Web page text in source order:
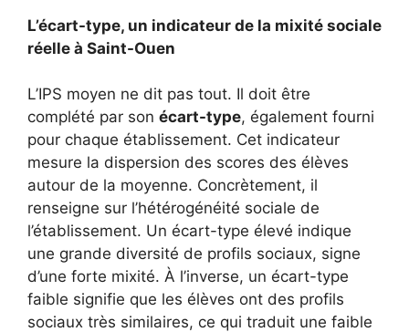
L’écart-type, un indicateur de la mixité sociale
réelle à Saint-Ouen
L’IPS moyen ne dit pas tout. Il doit être
complété par son écart-type, également fourni
pour chaque établissement. Cet indicateur
mesure la dispersion des scores des élèves
autour de la moyenne. Concrètement, il
renseigne sur l’hétérogénéité sociale de
l’établissement. Un écart-type élevé indique
une grande diversité de profils sociaux, signe
d’une forte mixité. À l’inverse, un écart-type
faible signifie que les élèves ont des profils
sociaux très similaires, ce qui traduit une faible